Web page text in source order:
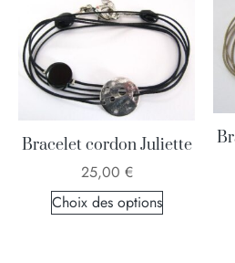
Bracelet cordon Juliette
25,00 €
Choix des options